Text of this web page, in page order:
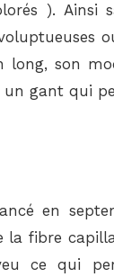
). Ainsi
long, son
gant qui
en
la fibre
ce qui